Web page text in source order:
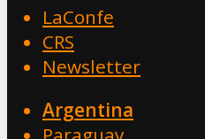
LaConfe
CRS
Newsletter
Argentina